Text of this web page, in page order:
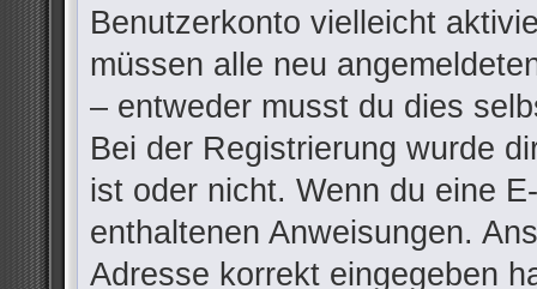
Benutzerkonto vielleicht
müssen alle neu
– entweder musst du dies
Bei der Registrierung wurde
ist oder nicht. Wenn du eine
enthaltenen Anweisungen.
Adresse korrekt eingegeben